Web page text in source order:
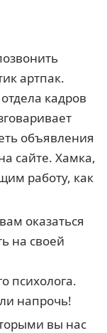
артпак.
кадров
объявления
сайте. Хамка,
работу, как
оказаться
на своей
психолога.
напрочь!
вы нас